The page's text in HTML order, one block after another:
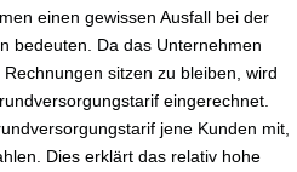
einen gewissen Ausfall bei der
bedeuten. Da das Unternehmen
sitzen zu bleiben, wird
eingerechnet.
jene Kunden mit,
Dies erklärt das relativ hohe